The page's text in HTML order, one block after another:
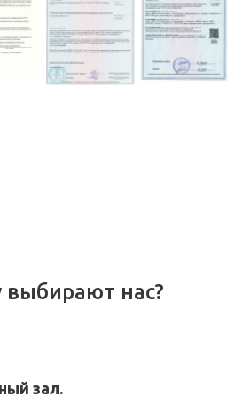
выбирают нас?
зал.